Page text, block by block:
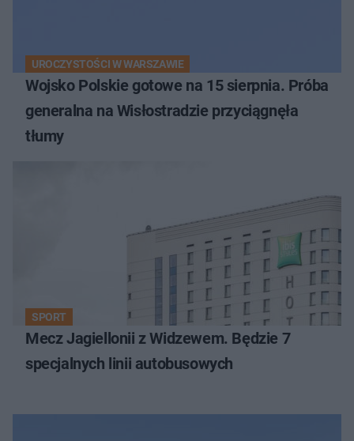
UROCZYSTOŚCI W WARSZAWIE
Wojsko Polskie gotowe na 15 sierpnia. Próba
generalna na Wisłostradzie przyciągnęła
tłumy
SPORT
Mecz Jagiellonii z Widzewem. Będzie 7
specjalnych linii autobusowych